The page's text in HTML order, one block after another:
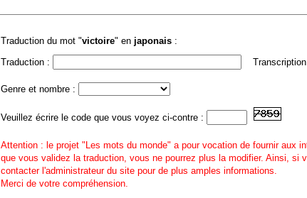
Traduction du mot "victoire" en japonais:
Traduction :
Genre et nombre :
Veuillez écrire le code que vous voyez ci-contre :
Attention : le projet "Les mots du monde" a pour vocation de fournir aux
que vous validez la traduction, vous ne pourrez plus la modifier. Ainsi,
contacter l'administrateur du site pour de plus amples informations.
Merci de votre compréhension.